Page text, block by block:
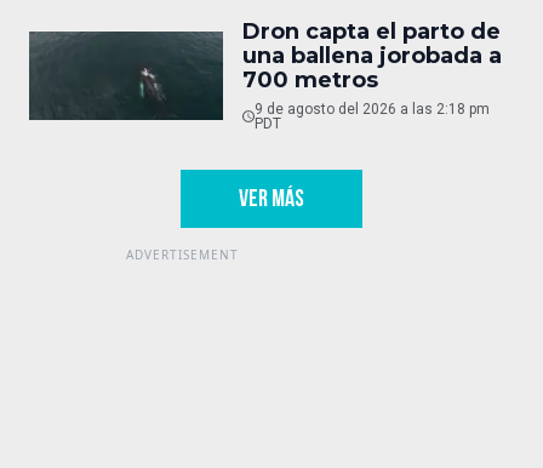
Dron capta el parto de
una ballena jorobada a
700 metros
9 de agosto del 2026 a las 2:18 pm
PDT
VER MÁS